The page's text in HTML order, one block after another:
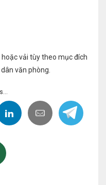
vải tùy theo mục đích
văn phòng.